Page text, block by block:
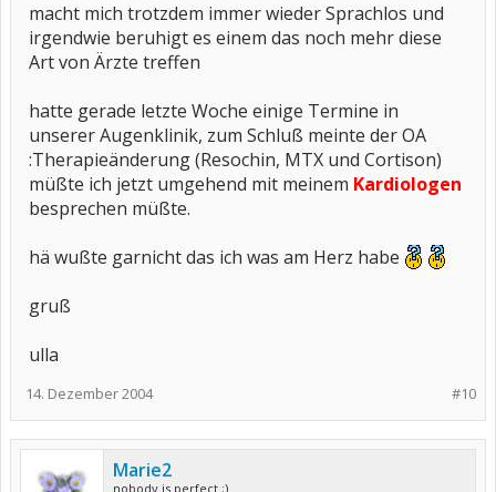
macht mich trotzdem immer wieder Sprachlos und
irgendwie beruhigt es einem das noch mehr diese
Art von Ärzte treffen
hatte gerade letzte Woche einige Termine in
unserer Augenklinik, zum Schluß meinte der OA
:Therapieänderung (Resochin, MTX und Cortison)
müßte ich jetzt umgehend mit meinem Kardiologen
besprechen müßte.
hä wußte garnicht das ich was am Herz habe
gruß
ulla
#10
14. Dezember 2004
Marie2
nobody is perfect ;)